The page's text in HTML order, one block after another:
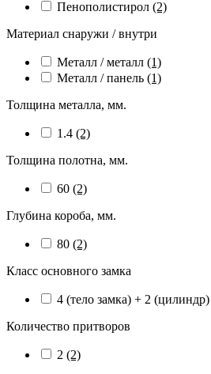
Пенополистирол (2)
Материал снаружи / внутри
Металл / металл (1)
Металл / панель (1)
Толщина металла, мм.
1.4 (2)
Толщина полотна, мм.
60 (2)
Глубина короба, мм.
80 (2)
Класс основного замка
4 (тело замка) + 2 (цилиндр)
Количество притворов
2 (2)